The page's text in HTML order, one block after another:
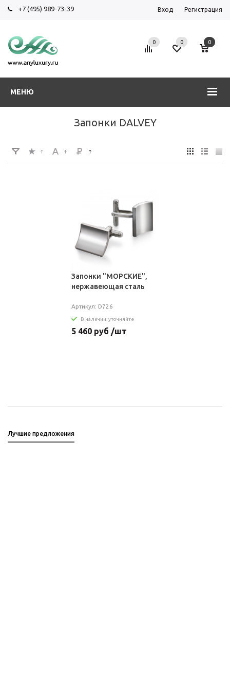
+7 (495) 989-73-39 Вход Регистрация
МЕНЮ
0 0 0
Запонки DALVEY
Запонки "МОРСКИЕ",
нержавеющая сталь
Артикул: D726
В наличии: уточняйте
5 460 руб /шт
Лучшие предложения